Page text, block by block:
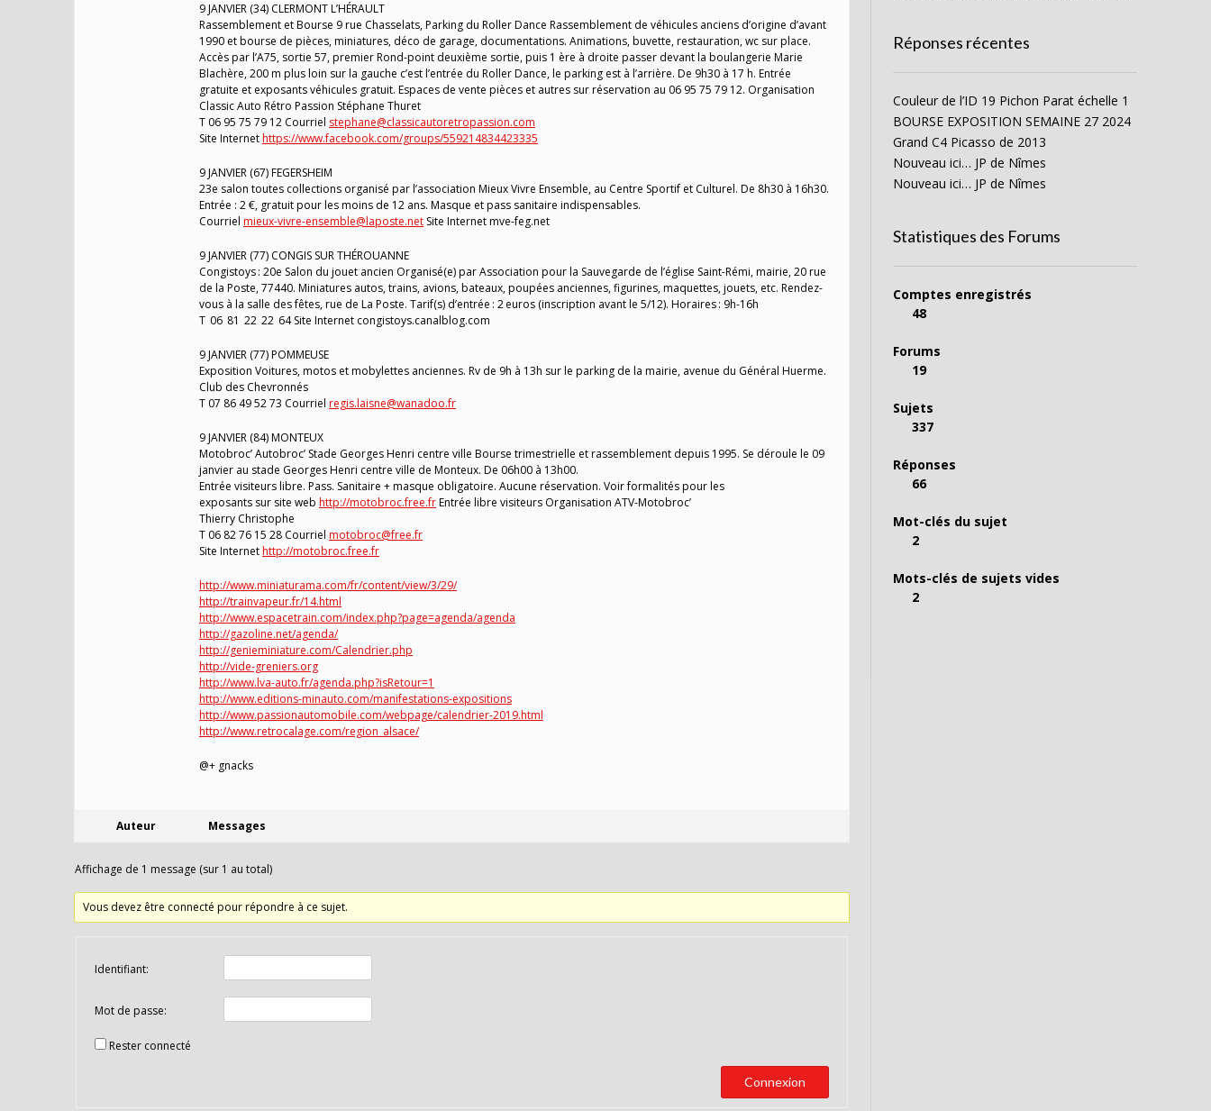
9 JANVIER (34) CLERMONT L’HÉRAULT
Rassemblement et Bourse 9 rue Chasselats, Parking du Roller Dance Rassemblement de véhicules anciens d’origine d’avant
1990 et bourse de pièces, miniatures, déco de garage, documentations. Animations, buvette, restauration, wc sur place.
Accès par l’A75, sortie 57, premier Rond-point deuxième sortie, puis 1 ère à droite passer devant la boulangerie Marie
Blachère, 200 m plus loin sur la gauche c’est l’entrée du Roller Dance, le parking est à l’arrière. De 9h30 à 17 h. Entrée
gratuite et exposants véhicules gratuit. Espaces de vente pièces et autres sur réservation au 06 95 75 79 12. Organisation
Classic Auto Rétro Passion Stéphane Thuret
T 06 95 75 79 12 Courriel stephane@classicautoretropassion.com
Site Internethttps://www.facebook.com/groups/559214834423335
9 JANVIER (67) FEGERSHEIM
23e salon toutes collections organisé par l’association Mieux Vivre Ensemble, au Centre Sportif et Culturel. De 8h30 à 16h30.
Entrée : 2 €, gratuit pour les moins de 12 ans. Masque et pass sanitaire indispensables.
Courriel mieux-vivre-ensemble@laposte.net Site Internet mve-feg.net
9 JANVIER (77) CONGIS SUR THÉROUANNE
Congistoys : 20e Salon du jouet ancien Organisé(e) par Association pour la Sauvegarde de l’église Saint-Rémi, mairie, 20 rue
de la Poste, 77440. Miniatures autos, trains, avions, bateaux, poupées anciennes, figurines, maquettes, jouets, etc. Rendez-
vous à la salle des fêtes, rue de La Poste. Tarif(s) d’entrée : 2 euros (inscription avant le 5/12). Horaires : 9h-16h
T 06 81 22 22 64 Site Internet congistoys.canalblog.com
9 JANVIER (77) POMMEUSE
Exposition Voitures, motos et mobylettes anciennes. Rv de 9h à 13h sur le parking de la mairie, avenue du Général Huerme.
Club des Chevronnés
T 07 86 49 52 73 Courriel regis.laisne@wanadoo.fr
9 JANVIER (84) MONTEUX
Motobroc’ Autobroc’ Stade Georges Henri centre ville Bourse trimestrielle et rassemblement depuis 1995. Se déroule le 09
janvier au stade Georges Henri centre ville de Monteux. De 06h00 à 13h00.
Entrée visiteurs libre. Pass. Sanitaire + masque obligatoire. Aucune réservation. Voir formalités pour les
exposants sur site web http://motobroc.free.frEntrée libre visiteurs Organisation ATV-Motobroc’
Thierry Christophe
T 06 82 76 15 28 Courriel motobroc@free.fr
Site Internethttp://motobroc.free.fr
http://www.miniaturama.com/fr/content/view/3/29/
http://trainvapeur.fr/14.html
http://www.espacetrain.com/index.php?page=agenda/agenda
http://gazoline.net/agenda/
http://genieminiature.com/Calendrier.php
http://vide-greniers.org
http://www.lva-auto.fr/agenda.php?isRetour=1
http://www.editions-minauto.com/manifestations-expositions
http://www.passionautomobile.com/webpage/calendrier-2019.html
http://www.retrocalage.com/region_alsace/
@+ gnacks
Auteur Messages
Affichage de 1 message (sur 1 au total)
Vous devez être connecté pour répondre à ce sujet.
Identifiant:
Mot de passe:
Rester connecté
Connexion
Réponses récentes
Couleur de l’ID 19 Pichon Parat échelle 1
BOURSE EXPOSITION SEMAINE 27 2024
Grand C4 Picasso de 2013
Nouveau ici… JP de Nîmes
Nouveau ici… JP de Nîmes
Statistiques des Forums
Comptes enregistrés
48
Forums
19
Sujets
337
Réponses
66
Mot-clés du sujet
2
Mots-clés de sujets vides
2